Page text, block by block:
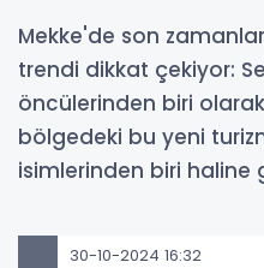
Mekke'de son
trendi dikkat çekiyor:
öncülerinden biri
bölgedeki bu yeni
isimlerinden biri haline
30-10-2024 16:32